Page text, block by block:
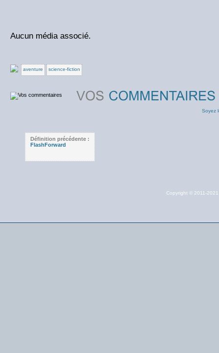
Aucun média associé.
aventure science-fiction
Soyez
Définition précédente :
FlashForward
Copyright © 2011-